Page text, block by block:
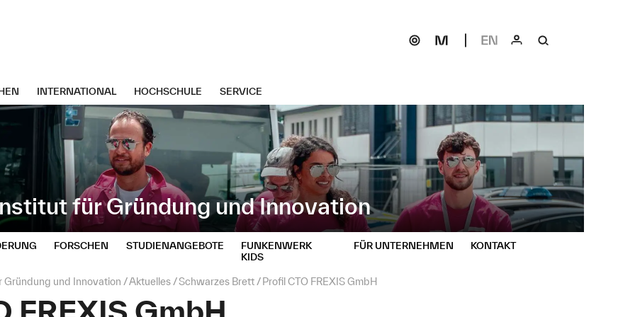
für Gründung und Innovation
INTERNATIONAL HOCHSCHULE SERVICE
FORSCHEN STUDIENANGEBOTE
FUNKENWERK
KIDS
FÜR UNTERNEHMEN KONTAKT
und Innovation Aktuelles Schwarzes Brett Profil CTO FREXIS GmbH